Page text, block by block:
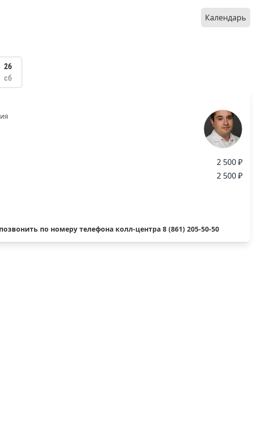
Календарь
26
сб
2 500 ₽
2 500 ₽
по номеру телефона колл-центра 8 (861) 205-50-50